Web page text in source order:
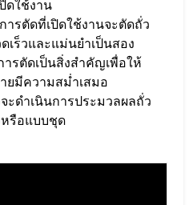
ดใช้งาน
ารตัดที่เปิดใช้งานจะตัดถั่ว
เร็วและแม่นยำเป็นสอง
รตัดเป็นสิ่งสำคัญเพื่อให้
มีความสม่ำเสมอ
จะดำเนินการประมวลผลถั่ว
รือแบบชุด